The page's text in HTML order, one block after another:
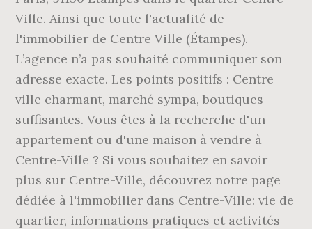
Ville. Ainsi que toute l'actualité de
l'immobilier de Centre Ville (Étampes).
L’agence n’a pas souhaité communiquer son
adresse exacte. Les points positifs : Centre
ville charmant, marché sympa, boutiques
suffisantes. Vous êtes à la recherche d'un
appartement ou d'une maison à vendre à
Centre-Ville ? Si vous souhaitez en savoir
plus sur Centre-Ville, découvrez notre page
dédiée à l'immobilier dans Centre-Ville: vie de
quartier, informations pratiques et activités